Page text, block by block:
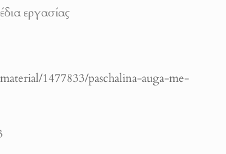
εργασίας
1477833/paschalina-auga-me-